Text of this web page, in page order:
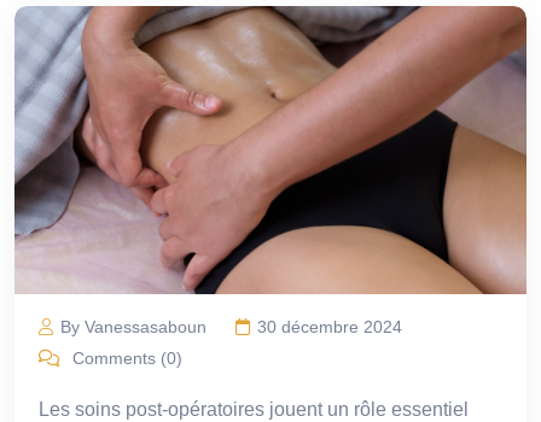
By Vanessasaboun
30 décembre 2024
Comments (0)
Les soins post-opératoires jouent un rôle essentiel